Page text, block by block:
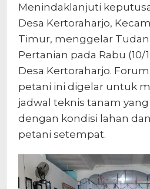
Menindaklanjuti
Desa Kertoraharjo,
Timur, menggelar
Pertanian pada Rabu (10/
Desa Kertoraharjo.
petani ini digelar untuk
jadwal teknis tanam
dengan kondisi lahan
petani setempat.